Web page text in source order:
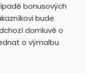
bonusových
bude
domluvě o
o výmalbu